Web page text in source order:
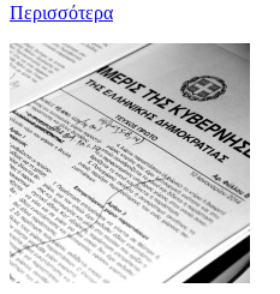
Περισσότερα